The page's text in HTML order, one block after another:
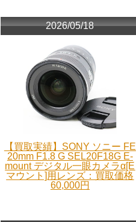
2026/05/18
【買取実績】SONY ソニー FE
20mm F1.8 G SEL20F18G E-
mount デジタル一眼カメラα[E
マウント]用レンズ：買取価格
60,000円